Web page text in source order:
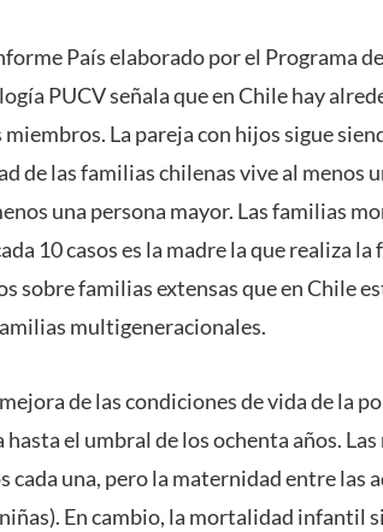
País elaborado por el Programa
PUCV señala que en Chilehay
La pareja con hijos sigue
de las familias chilenas vive al menos
una persona mayor. Las familias
10 casos es la madre la que realiza
sobre familias extensas que en Chile
multigeneracionales.
de las condiciones de vida de la
hasta el umbral de los ochenta años.
cada una, pero la maternidad entre las
En cambio, la mortalidad infantil